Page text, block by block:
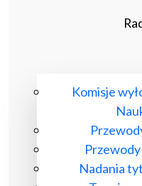
Komisje
Nadania